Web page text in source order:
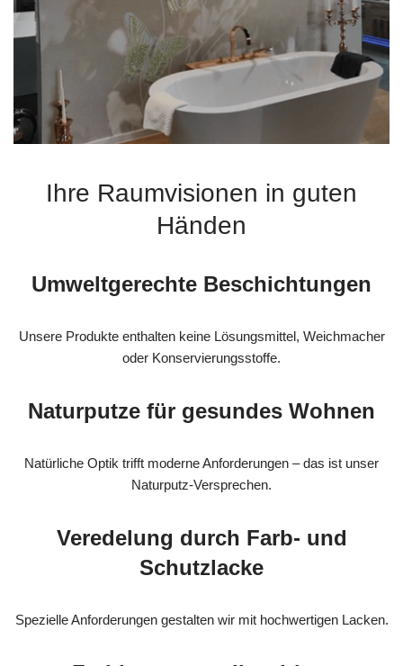
Ihre Raumvisionen in guten
Händen
Umweltgerechte Beschichtungen
Unsere Produkte enthalten keine Lösungsmittel, Weichmacher
oder Konservierungsstoffe.
Naturputze für gesundes Wohnen
Natürliche Optik trifft moderne Anforderungen – das ist unser
Naturputz-Versprechen.
Veredelung durch Farb- und
Schutzlacke
Spezielle Anforderungen gestalten wir mit hochwertigen Lacken.